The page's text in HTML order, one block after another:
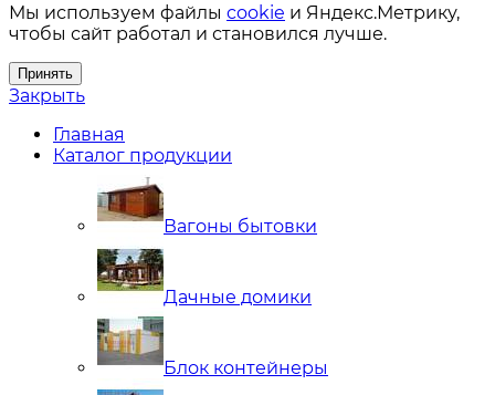
Мы используем файлы cookie и Яндекс.Метрику,
чтобы сайт работал и становился лучше.
Принять
Закрыть
Главная
Каталог продукции
Вагоны бытовки
Дачные домики
Блок контейнеры